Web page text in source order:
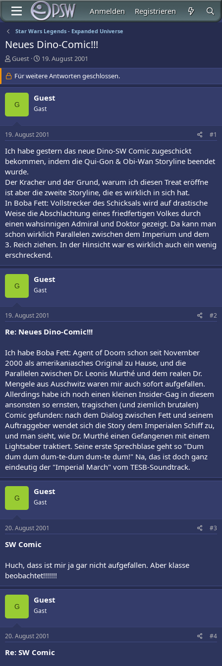
Anmelden Registrieren
Star Wars Legends - Expanded Universe
Neues Dino-Comic!!!
E
r
s
t
e
Guest
E
r
s
t
l
l
m
19. August 2001
Für weitere Antworten geschlossen.
G
Guest
Gast
19. August 2001 #1
Ich habe gestern das neue Dino-SW Comic zugeschickt
bekommen, indem die Qui-Gon & Obi-Wan Storyline beendet
wurde.
Der Kracher und der Grund, warum ich diesen Treat eröffne
ist aber die zweite Storyline, die es wirklich in sich hat.
In Boba Fett: Vollstrecker des Schicksals wird auf drastische
Weise die Abschlachtung eines friedfertigen Volkes durch
einen wahsinnigen Admiral und Doktor gezeigt. Da kann man
schon wirklich Parallelen zwischen dem Imperium und dem
3. Reich ziehen. In der Hinsicht war es wirklich auch ein wenig
erschreckend.
G
Guest
Gast
19. August 2001 #2
Re: Neues Dino-Comic!!!
Ich habe Boba Fett: Agent of Doom schon seit November
2000 als amerikaniasches Original zu Hause, und die
Parallelen zwischen Dr. Leonis Murthé und dem realen Dr.
Mengele aus Auschwitz waren mir auch sofort aufgefallen.
Allerdings habe ich noch einen kleinen Insider-Gag in diesem
ansonsten so ernsten, tragischen (und ziemlich brutalen)
Comic gefunden: nach dem Dialog zwischen Fett und seinem
Auftraggeber wendet sich die Story dem Imperialen Schiff zu,
und man sieht, wie Dr. Murthé einen Gefangenen mit einem
Lightsaber traktiert. Seine erste Sprechblase geht so "Dum
dum dum dum-te-dum dum-te dum!" Na, das ist doch ganz
eindeutig der "Imperial March" vom TESB-Soundtrack.
G
Guest
Gast
20. August 2001 #3
SW Comic
Huch, dass ist mir ja gar nicht aufgefallen. Aber klasse
beobachtet!!!!!!!
G
Guest
Gast
20. August 2001 #4
Re: SW Comic